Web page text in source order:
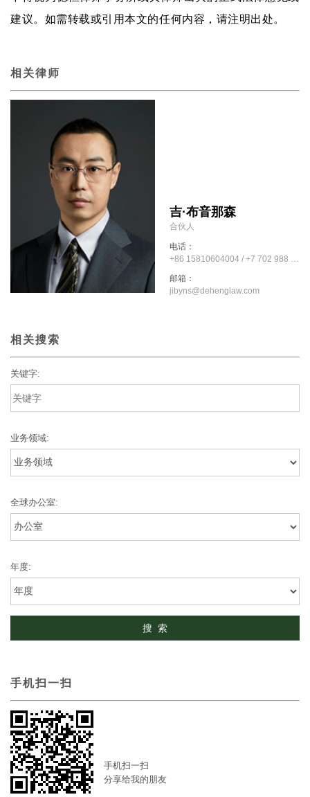
建议。如需转载或引用本文的任何内容，请注明出处。
相关律师
吉·布音那森
合伙人
电话：
邮箱：
jibyns@dehenglaw.com
相关搜索
关键字:
业务领域:
全球办公室:
年度:
手机扫一扫
手机扫一扫
分享给我的朋友